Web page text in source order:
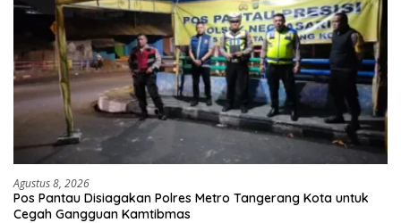
Agustus 8, 2026
Pos Pantau Disiagakan Polres Metro Tangerang Kota untuk
Cegah Gangguan Kamtibmas